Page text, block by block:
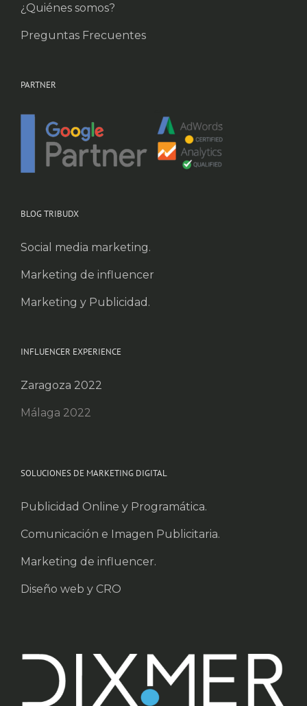
¿Quiénes somos?
Preguntas Frecuentes
PARTNER
BLOG TRIBUDX
Social media marketing.
Marketing de influencer
Marketing y Publicidad.
INFLUENCER EXPERIENCE
Zaragoza 2022
Málaga 2022
SOLUCIONES DE MARKETING DIGITAL
Publicidad Online y Programática.
Comunicación e Imagen Publicitaria.
Marketing de influencer.
Diseño web y CRO